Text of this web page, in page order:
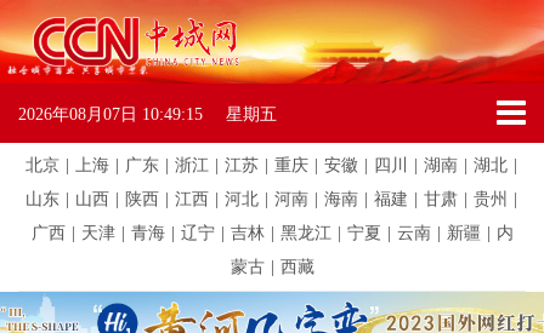
2026年08月07日 10:49:15 星期五
北京 上海 广东 浙江 江苏 重庆 安徽 四川 湖南 湖北
山东
山西 陕西 江西 河北 河南 海南 福建 甘肃 贵州
广西
天津 青海 辽宁 吉林 黑龙江 宁夏 云南 新疆
内
蒙古
西藏